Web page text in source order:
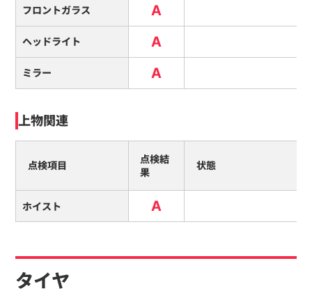
フロントガラス A
ヘッドライト A
ミラー A
上物関連
点検項目
点検結
果
状態
ホイスト A
タイヤ